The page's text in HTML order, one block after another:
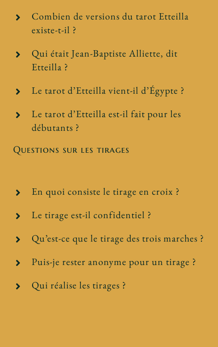
Combien de versions du tarot Etteilla
existe-t-il ?
Qui était Jean-Baptiste Alliette, dit
Etteilla ?
Le tarot d’Etteilla vient-il d’Égypte ?
Le tarot d’Etteilla est-il fait pour les
débutants ?
Questions sur les tirages
En quoi consiste le tirage en croix ?
Le tirage est-il confidentiel ?
Qu’est-ce que le tirage des trois marches ?
Puis-je rester anonyme pour un tirage ?
Qui réalise les tirages ?